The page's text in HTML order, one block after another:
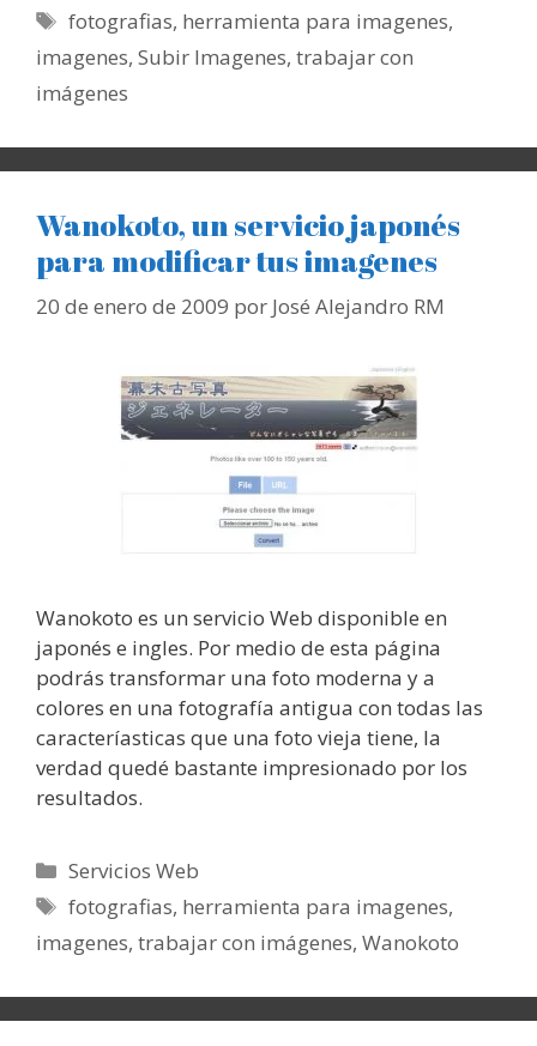
Etiquetas
fotografias, herramienta para imagenes,
imagenes, Subir Imagenes, trabajar con
imágenes
Wanokoto, un servicio japonés
para modificar tus imagenes
20 de enero de 2009 por José Alejandro RM
Wanokoto es un servicio Web disponible en
japonés e ingles. Por medio de esta página
podrás transformar una foto moderna y a
colores en una fotografía antigua con todas las
caracteríasticas que una foto vieja tiene, la
verdad quedé bastante impresionado por los
resultados.
Categorías
Servicios Web
Etiquetas
fotografias, herramienta para imagenes,
imagenes, trabajar con imágenes, Wanokoto